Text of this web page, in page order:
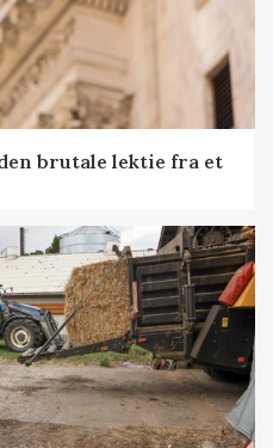
brutale lektie fra et